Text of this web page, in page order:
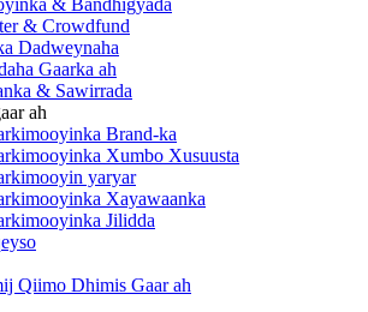
& Bandhigyada
& Crowdfund
Dadweynaha
Gaarka ah
& Sawirrada
ah
Brand-ka
Xumbo Xusuusta
yaryar
Xayawaanka
Jilidda
Qiimo Dhimis Gaar ah